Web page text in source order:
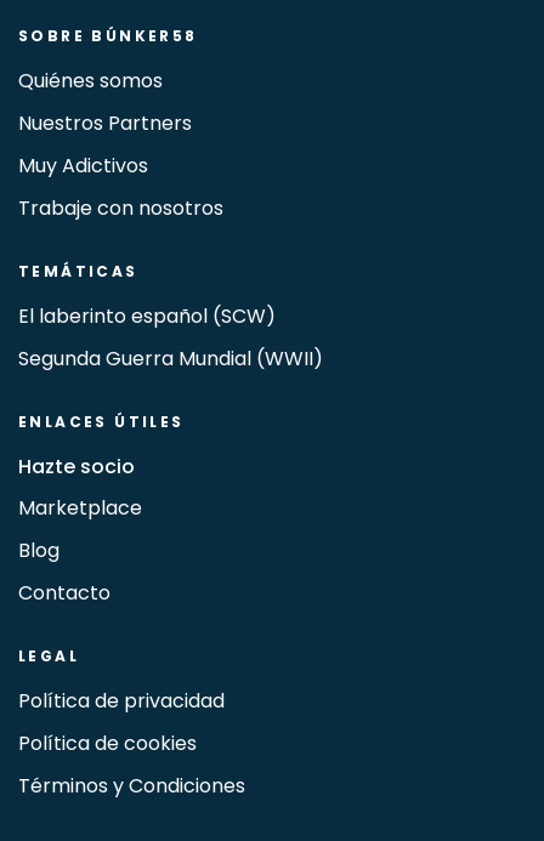
SOBRE BÚNKER58
Quiénes somos
Nuestros Partners
Muy Adictivos
Trabaje con nosotros
TEMÁTICAS
El laberinto español (SCW)
Segunda Guerra Mundial (WWII)
ENLACES ÚTILES
Hazte socio
Marketplace
Blog
Contacto
LEGAL
Política de privacidad
Política de cookies
Términos y Condiciones